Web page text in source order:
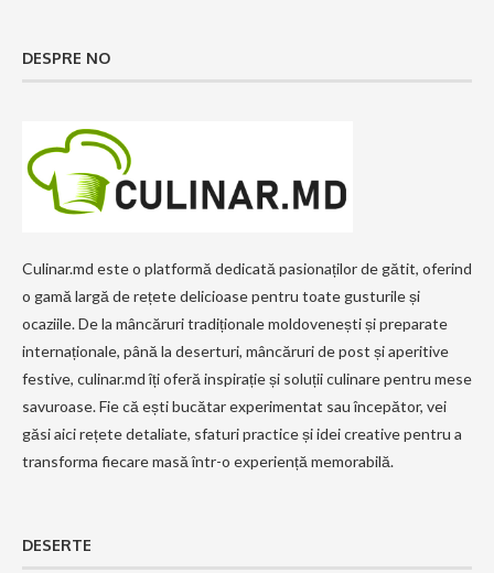
DESPRE NO
Culinar.md este o platformă dedicată pasionaților de gătit, oferind
o gamă largă de rețete delicioase pentru toate gusturile și
ocaziile. De la mâncăruri tradiționale moldovenești și preparate
internaționale, până la deserturi, mâncăruri de post și aperitive
festive, culinar.md îți oferă inspirație și soluții culinare pentru mese
savuroase. Fie că ești bucătar experimentat sau începător, vei
găsi aici rețete detaliate, sfaturi practice și idei creative pentru a
transforma fiecare masă într-o experiență memorabilă.
DESERTE